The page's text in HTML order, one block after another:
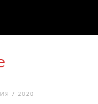
/ 2020